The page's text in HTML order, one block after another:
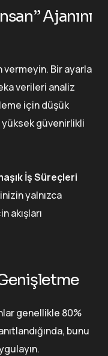
Ajanını
vermeyin. Bir ayarla
verileri analiz
için düşük
güvenirlikli
İş Süreçleri
yalnızca
akışları
genellikle 80%
bunu